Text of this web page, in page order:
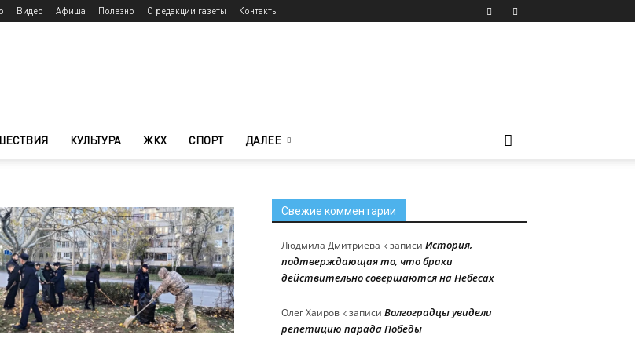
Видео Афиша Полезно О редакции газеты Контакты
КУЛЬТУРА ЖКХ СПОРТ ДАЛЕЕ
Свежие комментарии
Людмила Дмитриева к записи История,
подтверждающая то, что браки
действительно совершаются на Небесах
Олег Хаиров к записи Волгоградцы увидели
репетицию парада Победы